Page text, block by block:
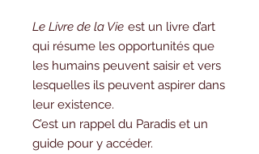
Le Livre de la Vie est un livre d’art
qui résume les opportunités que
les humains peuvent saisir et vers
lesquelles ils peuvent aspirer dans
leur existence.
C’est un rappel du Paradis et un
guide pour y accéder.